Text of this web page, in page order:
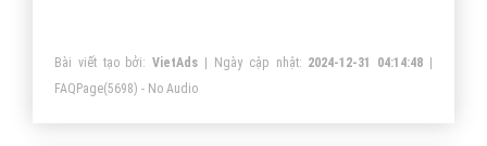
Bài viết tạo bởi:VietAds | Ngày cập nhật: 2024-12-31 04:14:48
FAQPage(5698) - No Audio